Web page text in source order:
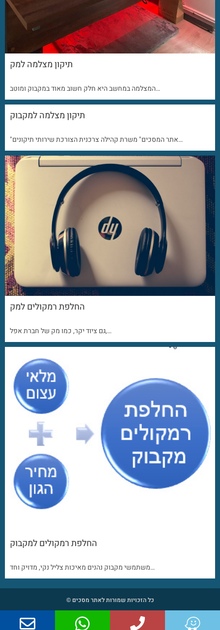
תיקון מצלמה למק
המצלמה במחשב היא חלק חשוב מאוד במקבוק ומוטב…
תיקון מצלמה למקבוק
"אתר המסכים" משרת קהילה צרכנית הצורכת שירותי תיקונים…
החלפת רמקולים למק
גם ציוד יקר, כמו מק של חברת אפל,…
החלפת רמקולים למקבוק
משתמשי מקבוק נהנים מאיכות צליל נקי, מדויק וחד…
כל הזכויות שמורות לאתר מסכים ©